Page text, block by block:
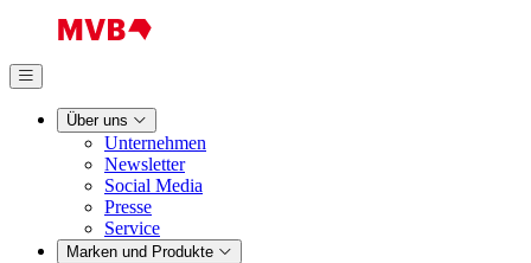
Über uns
Unternehmen
Newsletter
Social Media
Presse
Service
Marken und Produkte